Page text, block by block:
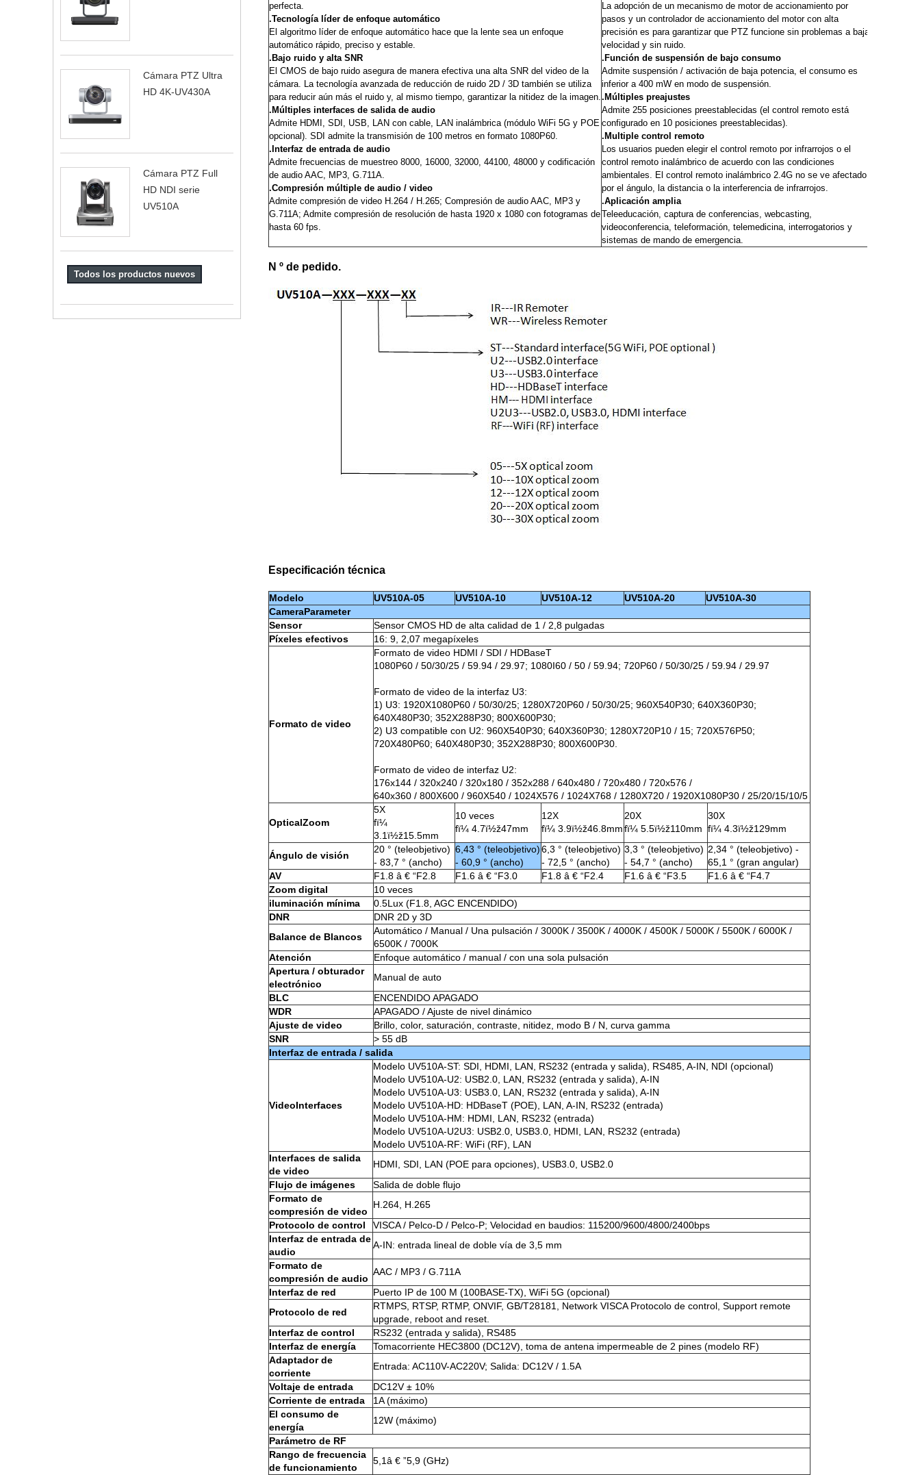
Cámara PTZ Ultra
HD 4K-UV430A
Cámara PTZ Full
HD NDI serie
UV510A
Todos los productos nuevos
perfecta.
.Tecnología líder de enfoque automático
El algoritmo líder de enfoque automático hace que la lente sea un enfoque
automático rápido, preciso y estable.
.Bajo ruido y alta SNR
El CMOS de bajo ruido asegura de manera efectiva una alta SNR del video de la
cámara. La tecnología avanzada de reducción de ruido 2D / 3D también se utiliza
para reducir aún más el ruido y, al mismo tiempo, garantizar la nitidez de la imagen.
.Múltiples interfaces de salida de audio
Admite HDMI, SDI, USB, LAN con cable, LAN inalámbrica (módulo WiFi 5G y POE
opcional). SDI admite la transmisión de 100 metros en formato 1080P60.
.Interfaz de entrada de audio
Admite frecuencias de muestreo 8000, 16000, 32000, 44100, 48000 y codificación
de audio AAC, MP3, G.711A.
.Compresión múltiple de audio / video
Admite compresión de video H.264 / H.265; Compresión de audio AAC, MP3 y
G.711A; Admite compresión de resolución de hasta 1920 x 1080 con fotogramas de
hasta 60 fps.
La adopción de un mecanismo de motor de accionamiento por
pasos y un controlador de accionamiento del motor con alta
precisión es para garantizar que PTZ funcione sin problemas a baja
velocidad y sin ruido.
.Función de suspensión de bajo consumo
Admite suspensión / activación de baja potencia, el consumo es
inferior a 400 mW en modo de suspensión.
.Múltiples preajustes
Admite 255 posiciones preestablecidas (el control remoto está
configurado en 10 posiciones preestablecidas).
.Multiple control remoto
Los usuarios pueden elegir el control remoto por infrarrojos o el
control remoto inalámbrico de acuerdo con las condiciones
ambientales. El control remoto inalámbrico 2.4G no se ve afectado
por el ángulo, la distancia o la interferencia de infrarrojos.
.Aplicación amplia
Teleeducación, captura de conferencias, webcasting,
videoconferencia, teleformación, telemedicina, interrogatorios y
sistemas de mando de emergencia.
N º de pedido.
Especificación técnica
Modelo UV510A-05 UV510A-10 UV510A-12 UV510A-20
UV510A-30
CameraParameter
Sensor
Sensor CMOS HD de alta calidad de 1 / 2,8 pulgadas
Píxeles efectivos
16: 9, 2,07 megapíxeles
Formato de video
Formato de video HDMI / SDI / HDBaseT
1080P60 / 50/30/25 / 59.94 / 29.97; 1080I60 / 50 / 59.94; 720P60 / 50/30/25 / 59.94 / 29.97
Formato de video de la interfaz U3:
1) U3: 1920X1080P60 / 50/30/25; 1280X720P60 / 50/30/25; 960X540P30; 640X360P30;
640X480P30; 352X288P30; 800X600P30;
2) U3 compatible con U2: 960X540P30; 640X360P30; 1280X720P10 / 15; 720X576P50;
720X480P60; 640X480P30; 352X288P30; 800X600P30.
Formato de video de interfaz U2:
176x144 / 320x240 / 320x180 / 352x288 / 640x480 / 720x480 / 720x576 /
640x360 / 800X600 / 960X540 / 1024X576 / 1024X768 / 1280X720 / 1920X1080P30 / 25/20/15/10/5
OpticalZoom
5X
fï¼
3.1ï½ž15.5mm
10 veces
fï¼ 4.7ï½ž47mm
12X
fï¼ 3.9ï½ž46.8mm
20X
fï¼ 5.5ï½ž110mm
30X
fï¼ 4.3ï½ž129mm
Ángulo de visión
20 ° (teleobjetivo)
- 83,7 ° (ancho)
6,43 ° (teleobjetivo)
- 60,9 ° (ancho)
6,3 ° (teleobjetivo)
- 72,5 ° (ancho)
3,3 ° (teleobjetivo)
- 54,7 ° (ancho)
2,34 ° (teleobjetivo) -
65,1 ° (gran angular)
AV
F1.8 â € “F2.8 F1.6 â € “F3.0 F1.8 â € “F2.4 F1.6 â € “F3.5
F1.6 â € “F4.7
Zoom digital
10 veces
iluminación mínima
0.5Lux (F1.8, AGC ENCENDIDO)
DNR
DNR 2D y 3D
Balance de Blancos
Automático / Manual / Una pulsación / 3000K / 3500K / 4000K / 4500K / 5000K / 5500K / 6000K /
6500K / 7000K
Atención
Enfoque automático / manual / con una sola pulsación
Apertura / obturador
electrónico
Manual de auto
BLC
ENCENDIDO APAGADO
WDR
APAGADO / Ajuste de nivel dinámico
Ajuste de video
Brillo, color, saturación, contraste, nitidez, modo B / N, curva gamma
SNR
> 55 dB
Interfaz de entrada / salida
VideoInterfaces
Modelo UV510A-ST: SDI, HDMI, LAN, RS232 (entrada y salida), RS485, A-IN, NDI (opcional)
Modelo UV510A-U2: USB2.0, LAN, RS232 (entrada y salida), A-IN
Modelo UV510A-U3: USB3.0, LAN, RS232 (entrada y salida), A-IN
Modelo UV510A-HD: HDBaseT (POE), LAN, A-IN, RS232 (entrada)
Modelo UV510A-HM: HDMI, LAN, RS232 (entrada)
Modelo UV510A-U2U3: USB2.0, USB3.0, HDMI, LAN, RS232 (entrada)
Modelo UV510A-RF: WiFi (RF), LAN
Interfaces de salida
de video
HDMI, SDI, LAN (POE para opciones), USB3.0, USB2.0
Flujo de imágenes
Salida de doble flujo
Formato de
compresión de video
H.264, H.265
Protocolo de control
VISCA / Pelco-D / Pelco-P; Velocidad en baudios: 115200/9600/4800/2400bps
Interfaz de entrada de
audio
A-IN: entrada lineal de doble vía de 3,5 mm
Formato de
compresión de audio
AAC / MP3 / G.711A
Interfaz de red
Puerto IP de 100 M (100BASE-TX), WiFi 5G (opcional)
Protocolo de red
RTMPS, RTSP, RTMP, ONVIF, GB/T28181, Network VISCA Protocolo de control, Support remote
upgrade, reboot and reset.
Interfaz de control
RS232 (entrada y salida), RS485
Interfaz de energía
Tomacorriente HEC3800 (DC12V), toma de antena impermeable de 2 pines (modelo RF)
Adaptador de
corriente
Entrada: AC110V-AC220V; Salida: DC12V / 1.5A
Voltaje de entrada
DC12V ± 10%
Corriente de entrada
1A (máximo)
El consumo de
energía
12W (máximo)
Parámetro de RF
Rango de frecuencia
de funcionamiento
5,1â € ”5,9 (GHz)